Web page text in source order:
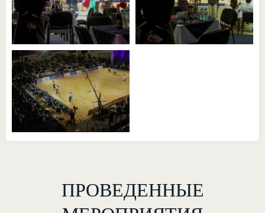
ПРОВЕДЕННЫЕ